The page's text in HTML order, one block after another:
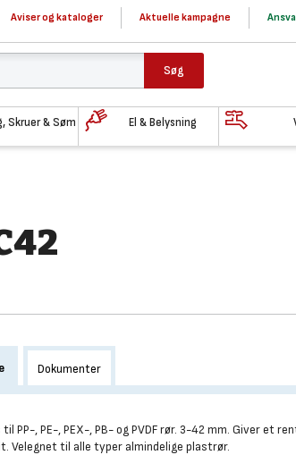
Aviser og kataloger Aktuelle kampagne
Søg
Skruer & Søm El & Belysning
Dokumenter
PP-, PE-, PEX-, PB- og PVDF rør. 3-42 mm. Giver et
Velegnet til alle typer almindelige plastrør.